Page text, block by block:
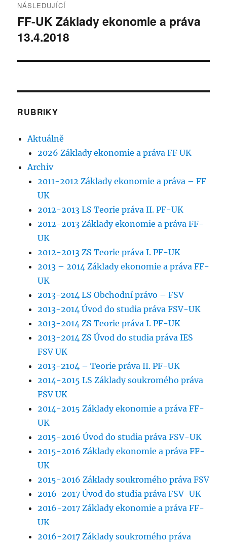
NÁSLEDUJÍCÍ
Následující
příspěvek:
FF-UK Základy ekonomie a práva
13.4.2018
RUBRIKY
Aktuálně
2026 Základy ekonomie a práva FF UK
Archiv
2011-2012 Základy ekonomie a práva – FF
UK
2012-2013 LS Teorie práva II. PF-UK
2012-2013 Základy ekonomie a práva FF-
UK
2012-2013 ZS Teorie práva I. PF-UK
2013 – 2014 Základy ekonomie a práva FF-
UK
2013-2014 LS Obchodní právo – FSV
2013-2014 Úvod do studia práva FSV-UK
2013-2014 ZS Teorie práva I. PF-UK
2013-2014 ZS Úvod do studia práva IES
FSV UK
2013-2104 – Teorie práva II. PF-UK
2014-2015 LS Základy soukromého práva
FSV UK
2014-2015 Základy ekonomie a práva FF-
UK
2015-2016 Úvod do studia práva FSV-UK
2015-2016 Základy ekonomie a práva FF-
UK
2015-2016 Základy soukromého práva FSV
2016-2017 Úvod do studia práva FSV-UK
2016-2017 Základy ekonomie a práva FF-
UK
2016-2017 Základy soukromého práva